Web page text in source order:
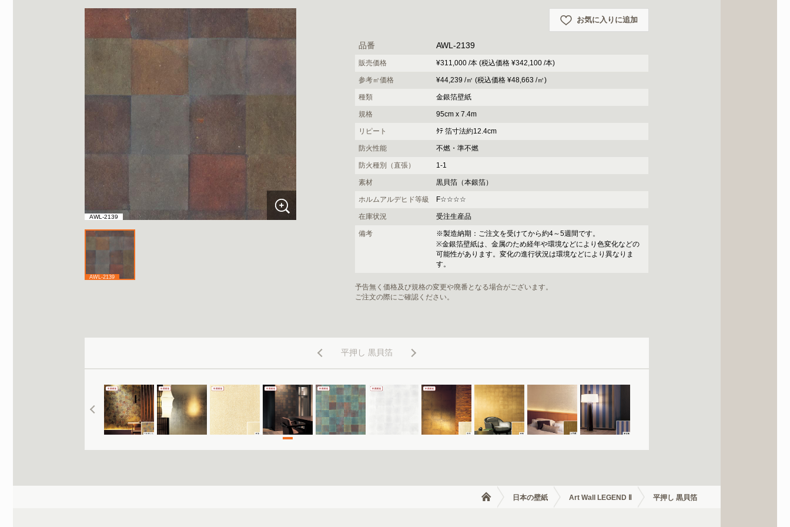
AWL-2139
AWL-2139
お気に入りに追加
品番 AWL-2139
販売価格 ¥311,000 /本 (税込価格 ¥342,100 /本)
参考㎡価格 ¥44,239 /㎡ (税込価格 ¥48,663 /㎡)
種類 金銀箔壁紙
規格 95cm x 7.4m
リピート ﾀﾃ 箔寸法約12.4cm
防火性能 不燃・準不燃
防火種別（直張） 1-1
素材 黒貝箔（本銀箔）
ホルムアルデヒド等級 F☆☆☆☆
在庫状況 受注生産品
備考
※製造納期：ご注文を受けてから約4～5週間です。
※金銀箔壁紙は、金属のため経年や環境などにより色変化などの
可能性があります。変化の進行状況は環境などにより異なりま
す。
予告無く価格及び規格の変更や廃番となる場合がございます。
ご注文の際にご確認ください。
平押し 黒貝箔
日本の壁紙 Art Wall LEGEND Ⅱ 平押し 黒貝箔